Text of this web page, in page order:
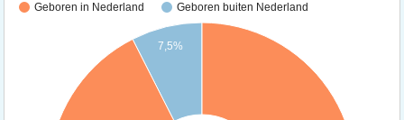
Geboren in Nederland Geboren buiten Nederland
7,5%